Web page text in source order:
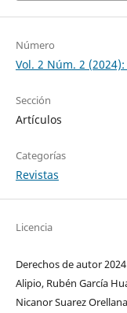
Número
Vol. 2 Núm. 2 (2024):
Sección
Artículos
Categorías
Revistas
Licencia
Derechos de autor
Alipio, Rubén García
Nicanor Suarez Orellana